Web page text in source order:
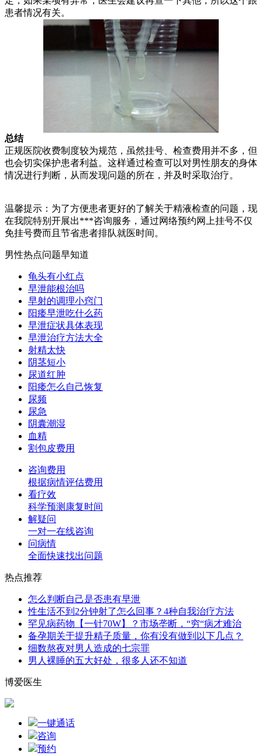
患者情况有关。
总结
正规医院收费制度较为规范，虽然挂号、检查费用并不多，但
也会切实保护患者利益。这样通过检查可以对男性朋友的身体
情况进行判断，从而发现问题的所在，并及时采取治疗。
温馨提示：为了方便患者更好的了解关于精液检查的问题，现
在我院特别开展出***咨询服务，通过网络预约网上挂号不仅
免挂号费而且节省患者排队就医时间。
男性热点问题早知道
龟头有小红点
早泄能根治吗
早射的调理小窍门
阳痿早泄吃什么药
早泄症状具体表现
早泄治疗方法大全
射精太快
阴茎短小
尿道红肿
阳痿怎么自己恢复
尿频
尿急
阴囊潮湿
血精
割包皮费用
咨询费用
根据病情评估费用
看疗效
科学预测康复时间
解疑问
一对一在线咨询
问病情
全面快速找出问题
热点推荐
怎么判断自己是否患有早泄
性生活不到2分钟射了怎么回事？4种自我治疗方法
罕见病药物【一针70W】？市场垄断，“穷“病才难治
备孕期关于提升精子质量，你有没有做到以下几点？
细数熬夜对男人造成的七宗罪
男人裸睡的五大好处，很多人还不知道
博爱医生
一键通话
咨询
预约